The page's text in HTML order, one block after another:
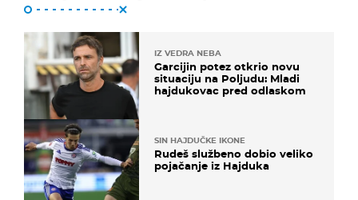
IZ VEDRA NEBA
Garcijin potez otkrio novu
situaciju na Poljudu: Mladi
hajdukovac pred odlaskom
SIN HAJDUČKE IKONE
Rudeš službeno dobio veliko
pojačanje iz Hajduka